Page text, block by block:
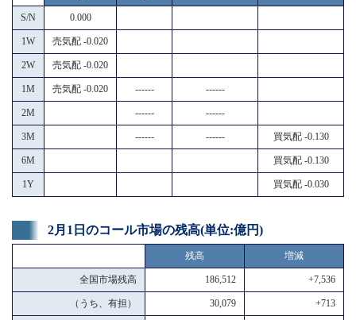
S/N 0.000
1W 売気配 -0.020
2W 売気配 -0.020
1M 売気配 -0.020 ------ ------
2M ------ ------
3M ------ ------ 買気配 -0.130
6M 買気配 -0.130
1Y 買気配 -0.030
2月1日のコール市場の残高(単位:億円)
残高 増減
全国市場残高 186,512 +7,536
（うち、有担） 30,079 +713